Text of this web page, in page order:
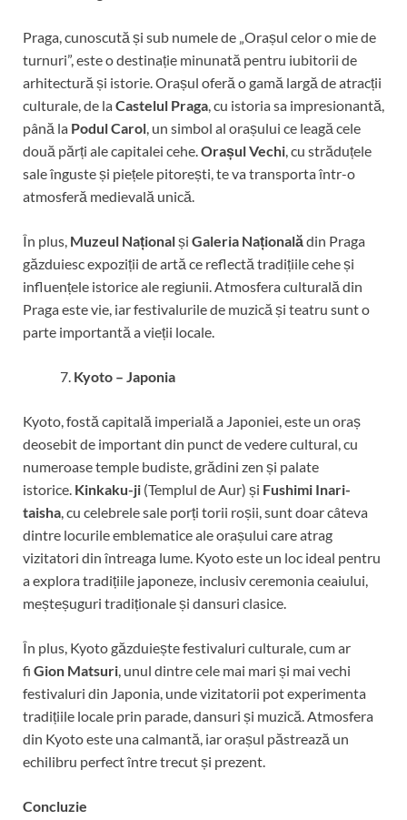
Praga, cunoscută și sub numele de „Orașul celor o mie de
turnuri”, este o destinație minunată pentru iubitorii de
arhitectură și istorie. Orașul oferă o gamă largă de atracții
culturale, de laCastelul Praga, cu istoria sa impresionantă,
până la Podul Carol, un simbol al orașului ce leagă cele
două părți ale capitalei cehe.Orașul Vechi, cu străduțele
sale înguste și piețele pitorești, te va transporta într-o
atmosferă medievală unică.
În plus, Muzeul Naționalși Galeria Naționalădin Praga
găzduiesc expoziții de artă ce reflectă tradițiile cehe și
influențele istorice ale regiunii. Atmosfera culturală din
Praga este vie, iar festivalurile de muzică și teatru sunt o
parte importantă a vieții locale.
Kyoto – Japonia
Kyoto, fostă capitală imperială a Japoniei, este un oraș
deosebit de important din punct de vedere cultural, cu
numeroase temple budiste, grădini zen și palate
istorice. Kinkaku-ji (Templul de Aur) și Fushimi Inari-
taisha, cu celebrele sale porți torii roșii, sunt doar câteva
dintre locurile emblematice ale orașului care atrag
vizitatori din întreaga lume. Kyoto este un loc ideal pentru
a explora tradițiile japoneze, inclusiv ceremonia ceaiului,
meșteșuguri tradiționale și dansuri clasice.
În plus, Kyoto găzduiește festivaluri culturale, cum ar
fi Gion Matsuri, unul dintre cele mai mari și mai vechi
festivaluri din Japonia, unde vizitatorii pot experimenta
tradițiile locale prin parade, dansuri și muzică. Atmosfera
din Kyoto este una calmantă, iar orașul păstrează un
echilibru perfect între trecut și prezent.
Concluzie